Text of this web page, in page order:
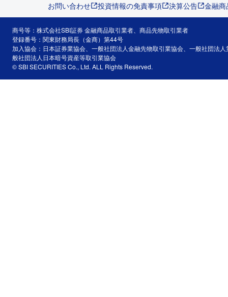
お問い合わせ 投資情報の免責事項 決算公告 金融
商号等：株式会社SBI証券 金融商品取引業者、商品先物取引業者
登録番号：関東財務局長（金商）第44号
加入協会：日本証券業協会、一般社団法人金融先物取引業協会、一般社団法
般社団法人日本暗号資産等取引業協会
© SBI SECURITIES Co., Ltd. ALL Rights Reserved.